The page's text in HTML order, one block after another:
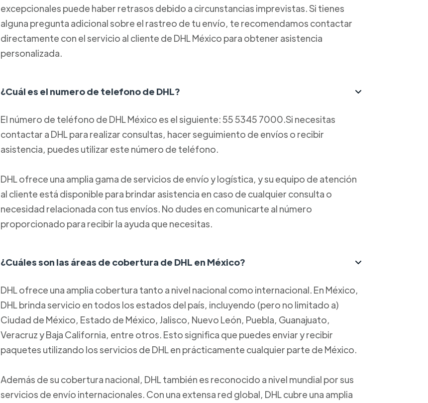
excepcionales puede haber retrasos debido a circunstancias imprevistas. Si tienes
alguna pregunta adicional sobre el rastreo de tu envío, te recomendamos contactar
directamente con el servicio al cliente de DHL México para obtener asistencia
personalizada.
¿Cuál es el numero de telefono de DHL?
El número de teléfono de DHL México es el siguiente: 55 5345 7000.Si necesitas
contactar a DHL para realizar consultas, hacer seguimiento de envíos o recibir
asistencia, puedes utilizar este número de teléfono.
DHL ofrece una amplia gama de servicios de envío y logística, y su equipo de atención
al cliente está disponible para brindar asistencia en caso de cualquier consulta o
necesidad relacionada con tus envíos. No dudes en comunicarte al número
proporcionado para recibir la ayuda que necesitas.
¿Cuáles son las áreas de cobertura de DHL en México?
DHL ofrece una amplia cobertura tanto a nivel nacional como internacional. En México,
DHL brinda servicio en todos los estados del país, incluyendo (pero no limitado a)
Ciudad de México, Estado de México, Jalisco, Nuevo León, Puebla, Guanajuato,
Veracruz y Baja California, entre otros. Esto significa que puedes enviar y recibir
paquetes utilizando los servicios de DHL en prácticamente cualquier parte de México.
Además de su cobertura nacional, DHL también es reconocido a nivel mundial por sus
servicios de envío internacionales. Con una extensa red global, DHL cubre una amplia